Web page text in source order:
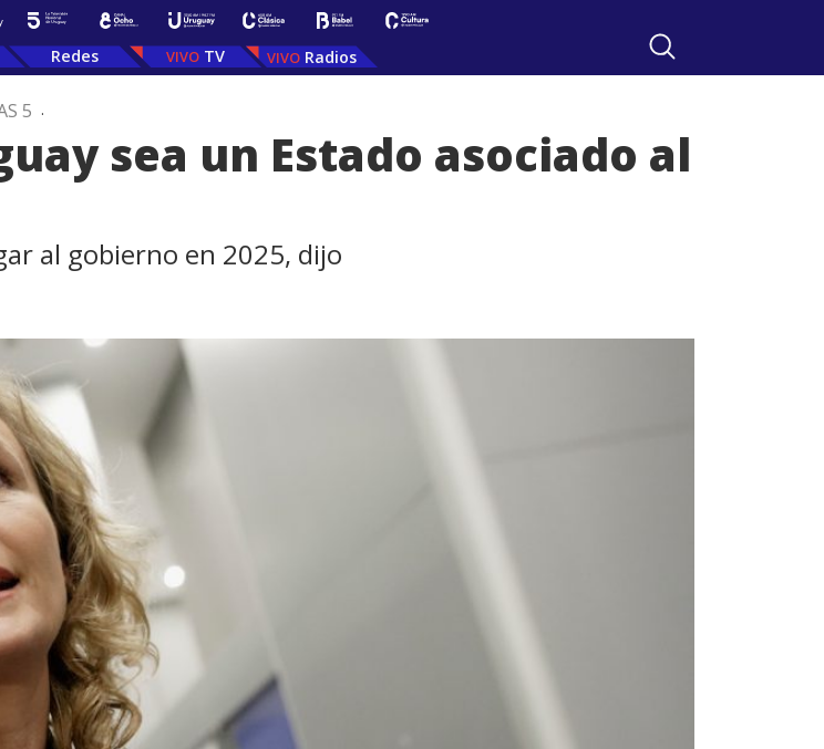
Redes TV Radios
5 .
sea un Estado asociado al
al gobierno en 2025, dijo